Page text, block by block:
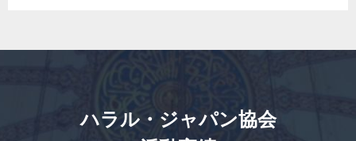
ハラル・ジャパン協会